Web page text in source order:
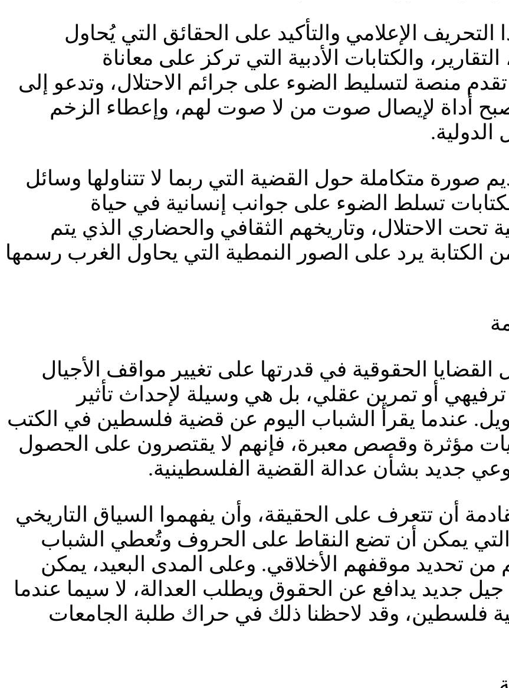
الإعلامي والتأكيد على الحقائق التي يُحاول
التقارير، والكتابات الأدبية التي تركز على معاناة
منصة لتسليط الضوء على جرائم الاحتلال، وتدعو إلى
تصبح أداة لإيصال صوت من لا صوت لهم، وإعطاء الزخم
صورة متكاملة حول القضية التي ربما لا تتناولها وسائل
تسلط الضوء على جوانب إنسانية في حياة
تحت الاحتلال، وتاريخهم الثقافي والحضاري الذي يتم
الكتابة يرد على الصور النمطية التي يحاول الغرب رسمها
القضايا الحقوقية في قدرتها على تغيير مواقف الأجيال
أو تمرين عقلي، بل هي وسيلة لإحداث تأثير
عندما يقرأ الشباب اليوم عن قضية فلسطين في الكتب
مؤثرة وقصص معبرة، فإنهم لا يقتصرون على الحصول
جديد بشأن عدالة القضية الفلسطينية.
أن تتعرف على الحقيقة، وأن يفهموا السياق التاريخي
التي يمكن أن تضع النقاط على الحروف وتُعطي الشباب
من تحديد موقفهم الأخلاقي. وعلى المدى البعيد، يمكن
جديد يدافع عن الحقوق ويطلب العدالة، لا سيما عندما
فلسطين، وقد لاحظنا ذلك في حراك طلبة الجامعات